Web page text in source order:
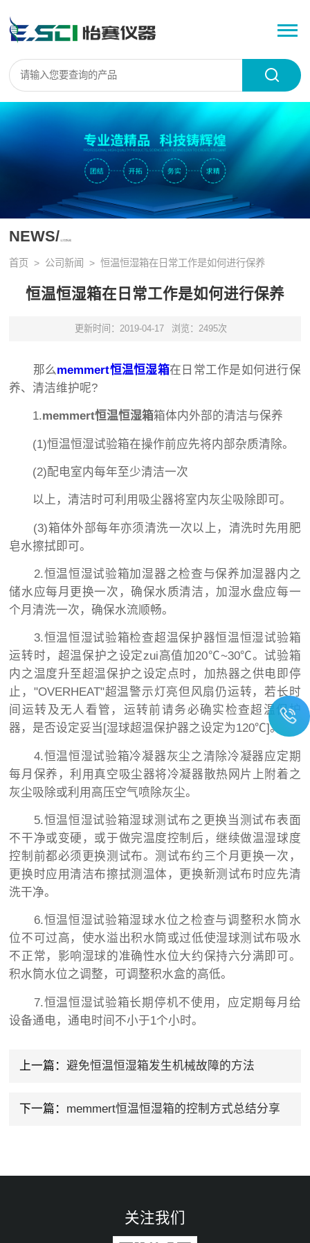
NEWS/ 公司新闻
首页 > 公司新闻 > 恒温恒湿箱在日常工作是如何进行保养
恒温恒湿箱在日常工作是如何进行保养
更新时间：2019-04-17 浏览：2495次
那么memmert恒温恒湿箱在日常工作是如何进行保
养、清洁维护呢?
1.memmert恒温恒湿箱箱体内外部的清洁与保养
(1)恒温恒湿试验箱在操作前应先将内部杂质清除。
(2)配电室内每年至少清洁一次
以上，清洁时可利用吸尘器将室内灰尘吸除即可。
(3)箱体外部每年亦须清洗一次以上，清洗时先用肥
皂水擦拭即可。
2.恒温恒湿试验箱加湿器之检查与保养加湿器内之
储水应每月更换一次，确保水质清洁，加湿水盘应每一
个月清洗一次，确保水流顺畅。
3.恒温恒湿试验箱检查超温保护器恒温恒湿试验箱
运转时，超温保护之设定zui高值加20℃~30℃。试验箱
内之温度升至超温保护之设定点时，加热器之供电即停
止，"OVERHEAT"超温警示灯亮但风扇仍运转，若长时
间运转及无人看管，运转前请务必确实检查超温保护
器，是否设定妥当[湿球超温保护器之设定为120℃]。
4.恒温恒湿试验箱冷凝器灰尘之清除冷凝器应定期
每月保养，利用真空吸尘器将冷凝器散热网片上附着之
灰尘吸除或利用高压空气喷除灰尘。
5.恒温恒湿试验箱湿球测试布之更换当测试布表面
不干净或变硬，或于做完温度控制后，继续做温湿球度
控制前都必须更换测试布。测试布约三个月更换一次，
更换时应用清洁布擦拭测温体，更换新测试布时应先清
洗干净。
6.恒温恒湿试验箱湿球水位之检查与调整积水筒水
位不可过高，使水溢出积水筒或过低使湿球测试布吸水
不正常，影响湿球的准确性水位大约保持六分满即可。
积水筒水位之调整，可调整积水盒的高低。
7.恒温恒湿试验箱长期停机不使用，应定期每月给
设备通电，通电时间不小于1个小时。
上一篇： 避免恒温恒湿箱发生机械故障的方法
下一篇： memmert恒温恒湿箱的控制方式总结分享
关注我们